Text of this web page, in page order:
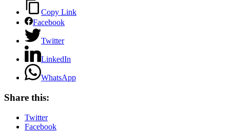
Copy Link
Facebook
Twitter
LinkedIn
WhatsApp
Share this:
Twitter
Facebook